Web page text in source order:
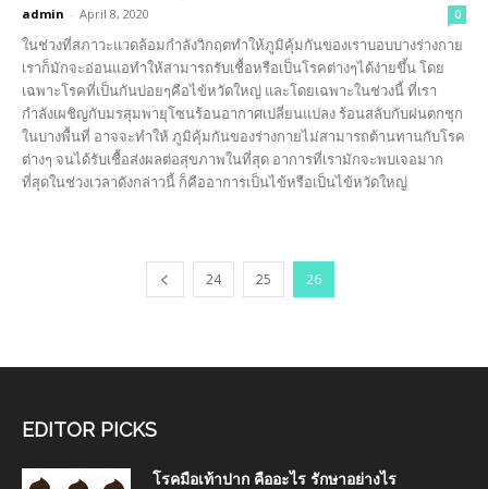
admin - April 8, 2020 0
ในช่วงที่สภาวะแวดล้อมกำลังวิกฤตทำให้ภูมิคุ้มกันของเราบอบบางร่างกาย
เราก็มักจะอ่อนแอทำให้สามารถรับเชื้อหรือเป็นโรคต่างๆได้ง่ายขึ้น โดย
เฉพาะโรคที่เป็นกันบ่อยๆคือไข้หวัดใหญ่ และโดยเฉพาะในช่วงนี้ ที่เรา
กำลังเผชิญกับมรสุมพายุโซนร้อนอากาศเปลี่ยนแปลง ร้อนสลับกับฝนตกชุก
ในบางพื้นที่ อาจจะทำให้ ภูมิคุ้มกันของร่างกายไม่สามารถต้านทานกับโรค
ต่างๆ จนได้รับเชื้อส่งผลต่อสุขภาพในที่สุด อาการที่เรามักจะพบเจอมาก
ที่สุดในช่วงเวลาดังกล่าวนี้ ก็คืออาการเป็นไข้หรือเป็นไข้หวัดใหญ่
24 25 26
EDITOR PICKS
โรคมือเท้าปาก คืออะไร รักษาอย่างไร